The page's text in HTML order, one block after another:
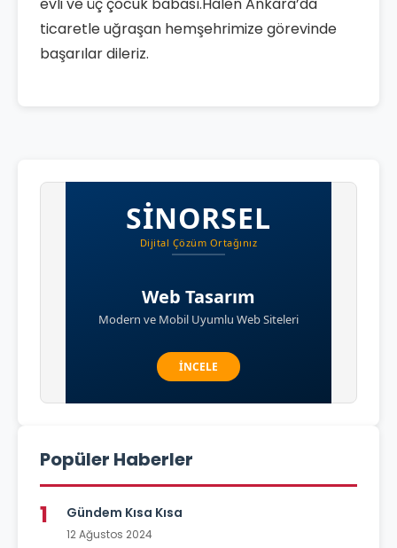
evli ve üç çocuk babası.Halen Ankara’da
ticaretle uğraşan hemşehrimize görevinde
başarılar dileriz.
Popüler Haberler
1 Gündem Kısa Kısa
12 Ağustos 2024